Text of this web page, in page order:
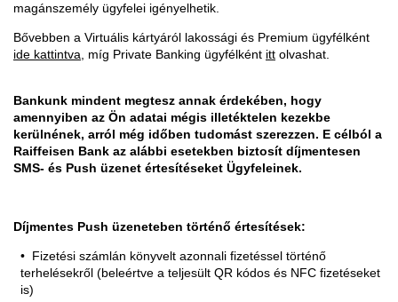
magánszemély ügyfelei igényelhetik.
Bővebben a Virtuális kártyáról lakossági és Premium ügyfélként
ide kattintva , míg Private Banking ügyfélként itt olvashat.
Bankunk mindent megtesz annak érdekében, hogy
amennyiben az Ön adatai mégis illetéktelen kezekbe
kerülnének, arról még időben tudomást szerezzen. E célból a
Raiffeisen Bank az alábbi esetekben biztosít díjmentesen
SMS- és Push üzenet értesítéseket Ügyfeleinek.
Díjmentes Push üzeneteben történő értesítések:
Fizetési számlán könyvelt azonnali fizetéssel történő
terhelésekről (beleértve a teljesült QR kódos és NFC fizetéseket
is)